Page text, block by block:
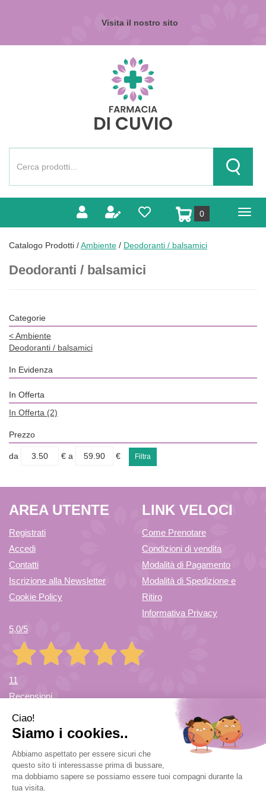
Visita il nostro sito
Prodotto
Cerca
0prodotti
inseriti
Catalogo Prodotti /Ambiente / Deodoranti / balsamici
Deodoranti / balsamici
Categorie
<Ambiente
Deodoranti / balsamici
In Evidenza
In Offerta
In Offerta (2)
Prezzo
filtra
da €
filtra
a €
AREA UTENTE
Registrati
Accedi
Contatti
Iscrizione alla Newsletter
Cookie Policy
LINK VELOCI
Come Prenotare
Condizioni di vendita
Modalità di Pagamento
Modalità di Spedizione e
Ritiro
Informativa Privacy
5,0/5
11
Recensioni
Farmacia di Cuvio Sas- via Vittorio Veneto 12/a 21030 Cuvio
(VA)
info@farmaciadicuvio.it (per info ordini) -
farmaciadicuvio@gmail.com (per info farmacia)